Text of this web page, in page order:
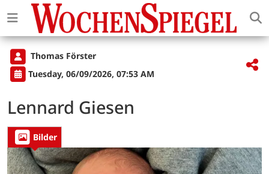
Thomas Förster
Tuesday, 06/09/2026, 07:53 AM
Lennard Giesen
Bilder